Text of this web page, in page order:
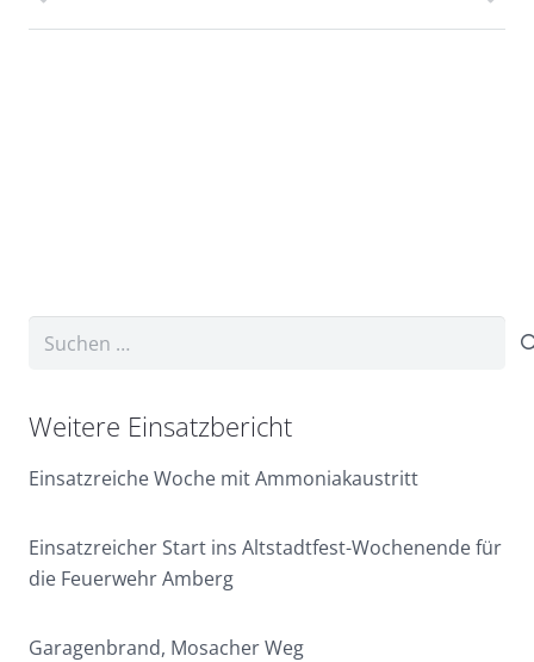
Suchen
Weitere Einsatzbericht
Einsatzreiche Woche mit Ammoniakaustritt
Einsatzreicher Start ins Altstadtfest-Wochenende für
die Feuerwehr Amberg
Garagenbrand, Mosacher Weg